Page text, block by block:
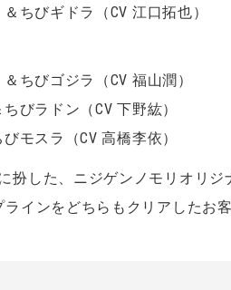
ちびギドラ（CV 江口拓也）
ちびゴジラ（CV 福山潤）
びラドン（CV 下野紘）
モスラ（CV 高橋李依）
扮した、ニジゲンノモリオリジ
インをどちらもクリアした